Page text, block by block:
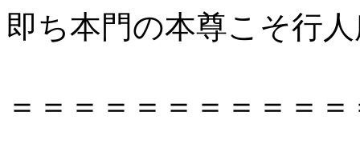
即ち本門の本尊こそ行
＝＝＝＝＝＝＝＝＝＝